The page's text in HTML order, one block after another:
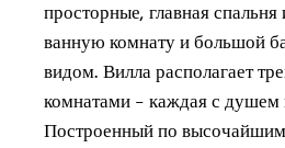
просторные, главная
ванную комнату и большой
видом. Вилла располагает
комнатами – каждая с душем
Построенный по